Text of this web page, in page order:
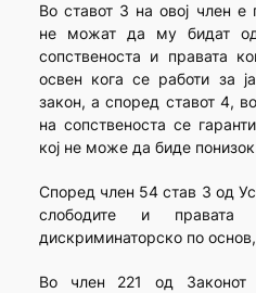
Во ставот 3 на овој член
не можат да му бидат
сопственоста и правата
освен кога се работи за
закон, а според ставот 4,
на сопственоста се
кој не може да биде
Според член 54 став 3 од
слободите и
дискриминаторско по
Во член 221 од Законот